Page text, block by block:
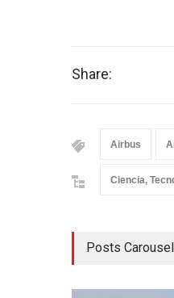
Share:
Airbus
Ciencia,
Posts Carousel